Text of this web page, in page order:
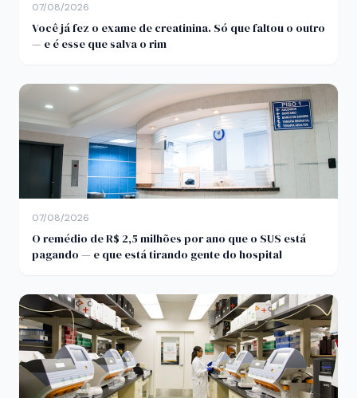
07/08/2026
Você já fez o exame de creatinina. Só que faltou o outro
— e é esse que salva o rim
07/08/2026
O remédio de R$ 2,5 milhões por ano que o SUS está
pagando — e que está tirando gente do hospital